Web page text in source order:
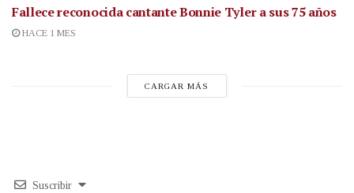
Fallece reconocida cantanteBonnie Tyler a sus 75 años
HACE 1 MES
CARGAR MÁS
Suscribir